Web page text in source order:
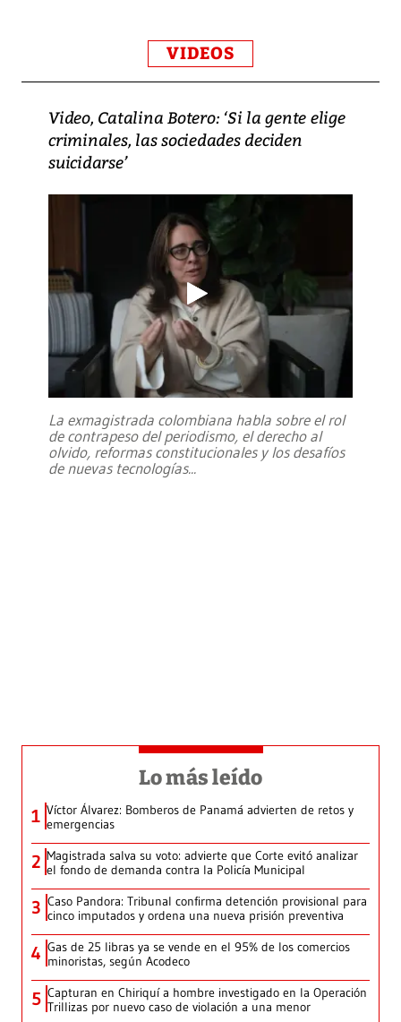
VIDEOS
Video, Catalina Botero: ‘Si la gente elige
criminales, las sociedades deciden
suicidarse’
La exmagistrada colombiana habla sobre el rol
de contrapeso del periodismo, el derecho al
olvido, reformas constitucionales y los desafíos
de nuevas tecnologías...
Lo más leído
1 Víctor Álvarez: Bomberos de Panamá advierten de retos y
emergencias
2 Magistrada salva su voto: advierte que Corte evitó analizar
el fondo de demanda contra la Policía Municipal
3 Caso Pandora: Tribunal confirma detención provisional para
cinco imputados y ordena una nueva prisión preventiva
4 Gas de 25 libras ya se vende en el 95% de los comercios
minoristas, según Acodeco
5 Capturan en Chiriquí a hombre investigado en la Operación
Trillizas por nuevo caso de violación a una menor